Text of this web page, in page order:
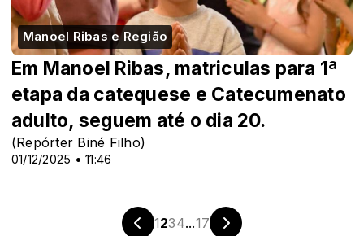
Manoel Ribas e Região
01/12/2025 • 11:46
Em Manoel Ribas, matriculas para 1ª
etapa da catequese e Catecumenato
adulto, seguem até o dia 20.
(Repórter Biné Filho)
1234...17